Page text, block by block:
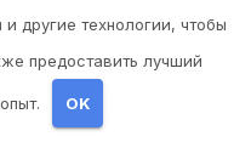
Воронеж Воронеж
другие технологии, чтобы
предоставить лучший
OK